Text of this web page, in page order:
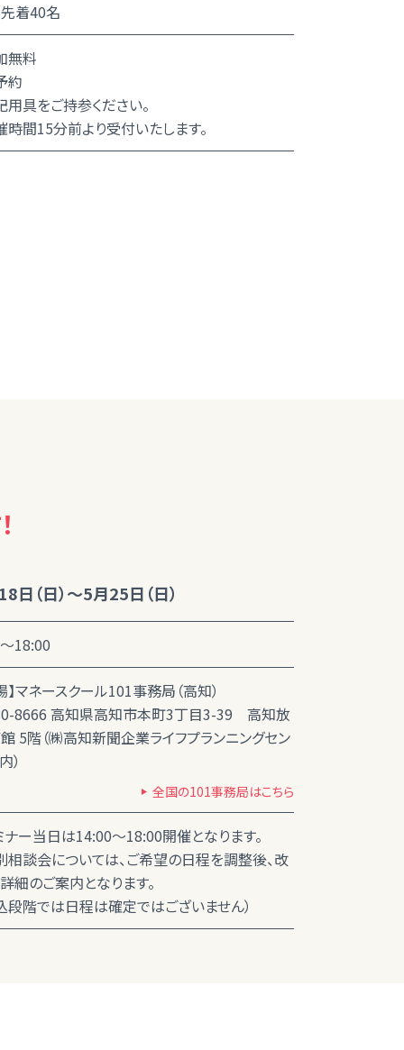
着40名
無料
約
用具をご持参ください。
時間15分前より受付いたします。
日（日）～5月25日（日）
18:00
】マネースクール101事務局（高知）
8666 高知県高知市本町3丁目3-39 高知放
5階（㈱高知新聞企業ライフプランニングセン
）
全国の101事務局はこちら
ナー当日は14:00～18:00開催となります。
相談会については、ご希望の日程を調整後、改
細のご案内となります。
段階では日程は確定ではございません）